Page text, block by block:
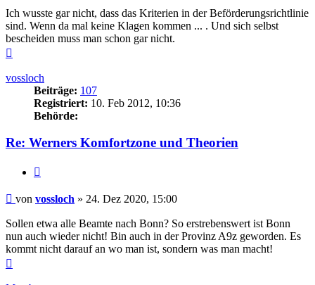
Ich wusste gar nicht, dass das Kriterien in der Beförderungsrichtlinie
sind. Wenn da mal keine Klagen kommen ... . Und sich selbst
bescheiden muss man schon gar nicht.
vossloch
Beiträge: 107
Registriert: 10. Feb 2012, 10:36
Behörde:
Re: Werners Komfortzone und Theorien
Beitrag
von vossloch » 24. Dez 2020, 15:00
Sollen etwa alle Beamte nach Bonn? So erstrebenswert ist Bonn
nun auch wieder nicht! Bin auch in der Provinz A9z geworden. Es
kommt nicht darauf an wo man ist, sondern was man macht!